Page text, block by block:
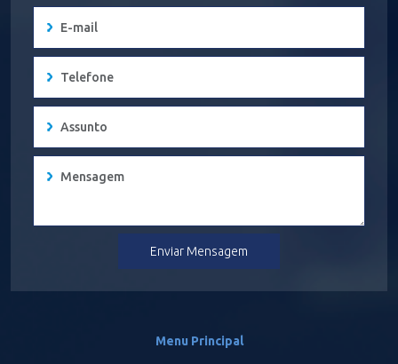
Enviar Mensagem
Menu Principal